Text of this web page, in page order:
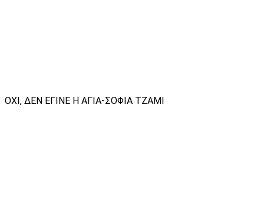
ΟΧΙ, ΔΕΝ ΕΓΙΝΕ Η ΑΓΙΑ-ΣΟΦΙΑ ΤΖΑΜΙ